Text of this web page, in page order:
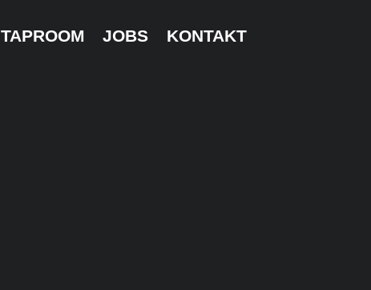
TAPROOM JOBS KONTAKT